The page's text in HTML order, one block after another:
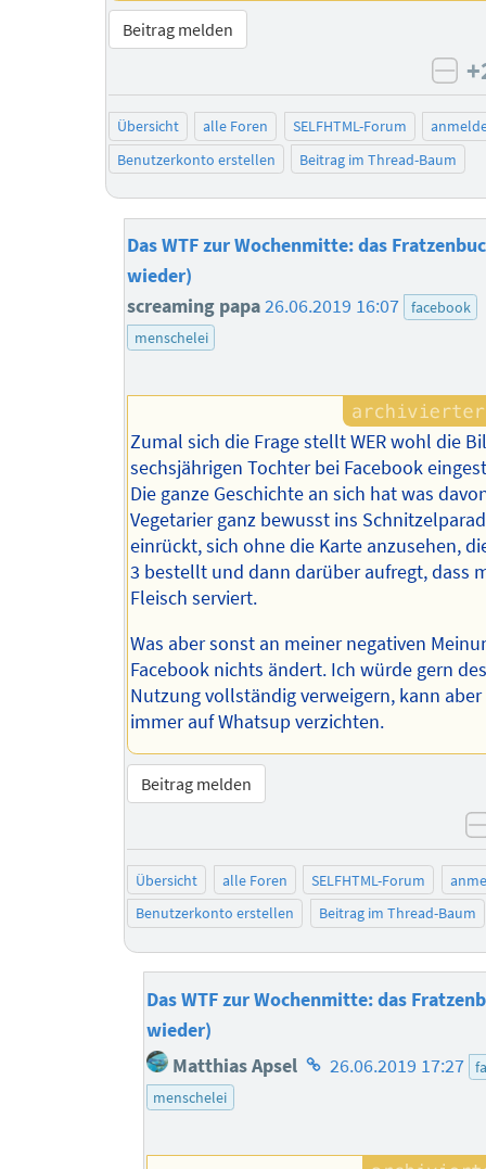
Beitrag melden
Übersicht alle Foren SELFHTML-Forum
Benutzerkonto erstellen
Beitrag im Thread-Baum
Das WTF zur Wochenmitte: das
wieder)
screaming papa26.06.2019 16:07
facebook
menschelei
Zumal sich die Frage stellt WER wohl die
sechsjährigen Tochter bei Facebook
Die ganze Geschichte an sich hat was
Vegetarier ganz bewusst ins
einrückt, sich ohne die Karte anzusehen,
3 bestellt und dann darüber aufregt, dass
Fleisch serviert.
Was aber sonst an meiner negativen
Facebook nichts ändert. Ich würde gern
Nutzung vollständig verweigern, kann
immer auf Whatsup verzichten.
Beitrag melden
Übersicht alle Foren SELFHTML-Forum
Benutzerkonto erstellen
Beitrag im Thread-Baum
Das WTF zur Wochenmitte: das
wieder)
Matthias Apsel Homepage
26.06.2019 17:27
menschelei